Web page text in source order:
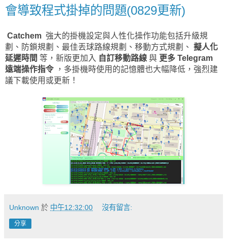
會導致程式掛掉的問題(0829更新)
Catchem 強大的掛機設定與人性化操作功能包括升級規
劃、防鎖規劃、最佳丟球路線規劃、移動方式規劃、 擬人化
延遲時間 等，新版更加入 自訂移動路線 與 更多 Telegram
遠端操作指令 ，多掛機時使用的記憶體也大幅降低，強烈建
議下載使用或更新！
Unknown 於 中午12:32:00 沒有留言:
分享